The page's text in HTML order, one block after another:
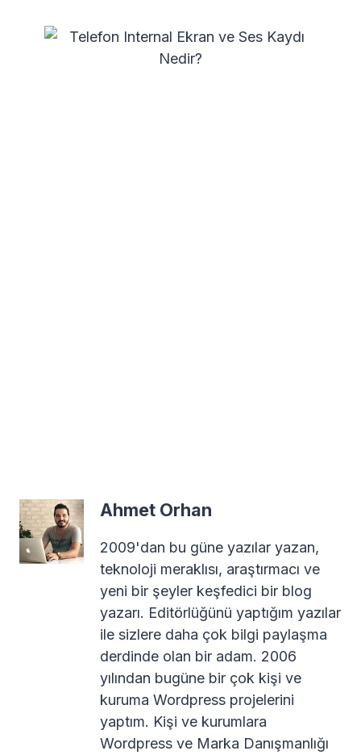
Ahmet Orhan
2009'dan bu güne yazılar yazan,
teknoloji meraklısı, araştırmacı ve
yeni bir şeyler keşfedici bir blog
yazarı. Editörlüğünü yaptığım yazılar
ile sizlere daha çok bilgi paylaşma
derdinde olan bir adam. 2006
yılından bugüne bir çok kişi ve
kuruma Wordpress projelerini
yaptım. Kişi ve kurumlara
Wordpress ve Marka Danışmanlığı